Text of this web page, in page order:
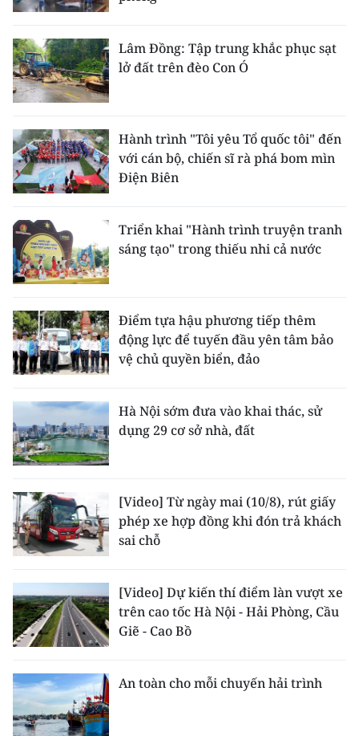
Lâm Đồng: Tập trung khắc phục sạt
lở đất trên đèo Con Ó
Hành trình "Tôi yêu Tổ quốc tôi" đến
với cán bộ, chiến sĩ rà phá bom mìn
Điện Biên
Triển khai "Hành trình truyện tranh
sáng tạo" trong thiếu nhi cả nước
Điểm tựa hậu phương tiếp thêm
động lực để tuyến đầu yên tâm bảo
vệ chủ quyền biển, đảo
Hà Nội sớm đưa vào khai thác, sử
dụng 29 cơ sở nhà, đất
[Video] Từ ngày mai (10/8), rút giấy
phép xe hợp đồng khi đón trả khách
sai chỗ
[Video] Dự kiến thí điểm làn vượt xe
trên cao tốc Hà Nội - Hải Phòng, Cầu
Giẽ - Cao Bồ
An toàn cho mỗi chuyến hải trình